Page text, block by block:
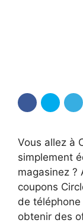
Vous allez à
simplement
magasinez ?
coupons
de
obtenir des